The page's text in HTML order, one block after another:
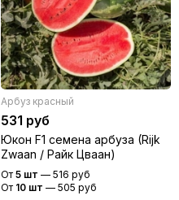
Арбуз красный
531 руб
Юкон F1 семена арбуза (Rijk
Zwaan / Райк Цваан)
От 5 шт — 516 руб
От 10 шт — 505 руб